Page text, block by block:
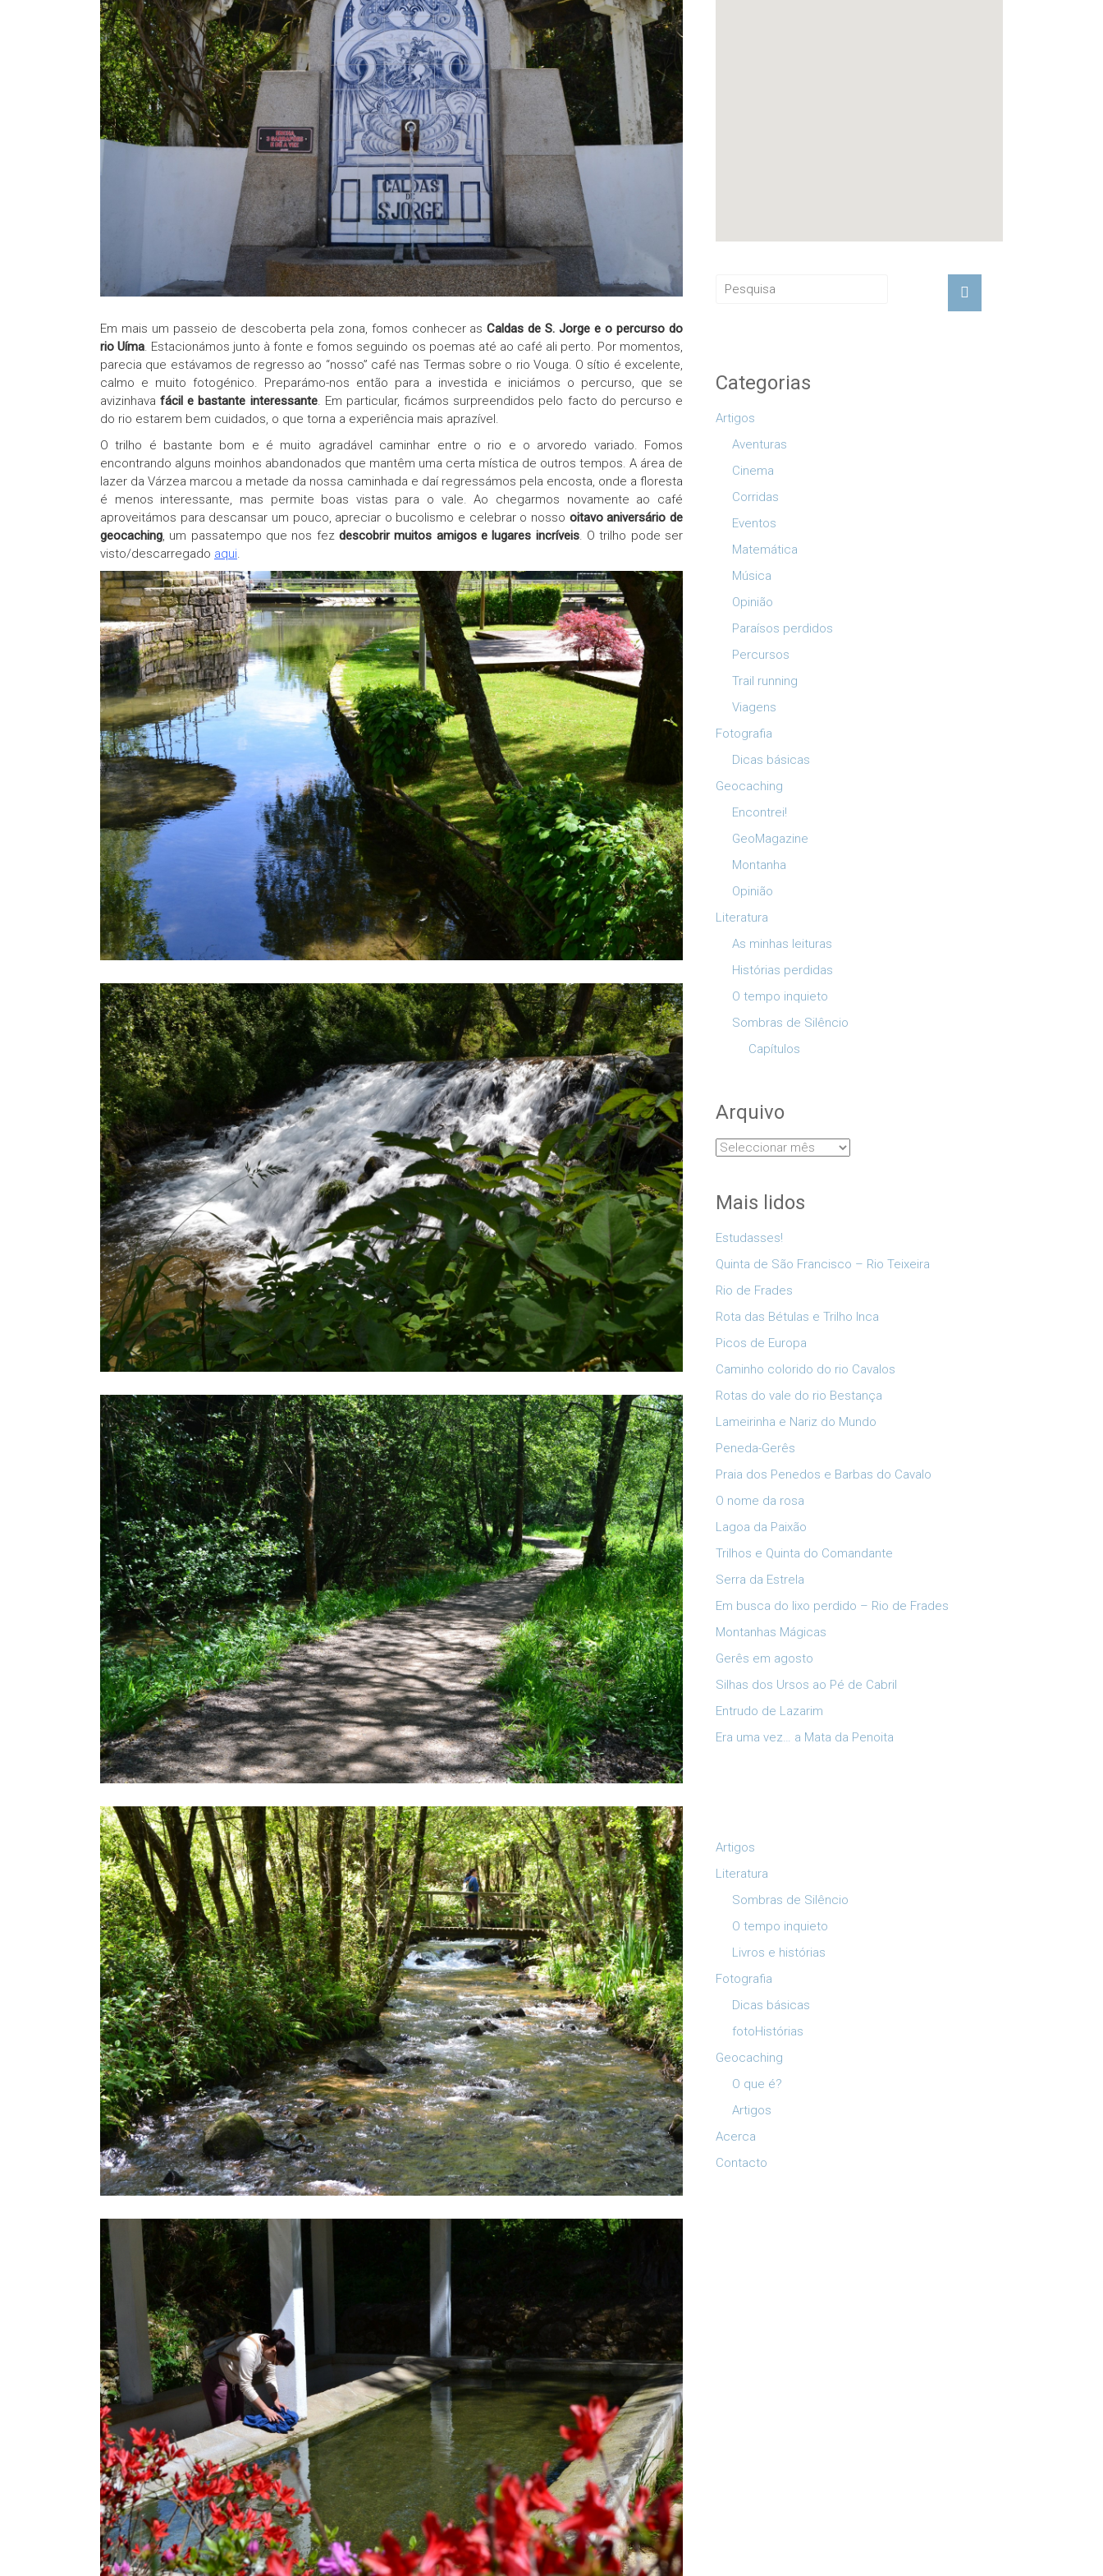
Em mais um passeio de descoberta pela zona, fomos conhecer asCaldas de S. Jorge e o percurso do
rio Uíma. Estacionámos junto à fonte e fomos seguindo os poemas até ao café ali perto. Por momentos,
parecia que estávamos de regresso ao “nosso” café nas Termas sobre o rio Vouga. O sítio é excelente,
calmo e muito fotogénico. Preparámo-nos então para a investida e iniciámos o percurso, que se
avizinhavafácil e bastante interessante. Em particular, ficámos surpreendidos pelo facto do percurso e
do rio estarem bem cuidados, o que torna a experiência mais aprazível.
O trilho é bastante bom e é muito agradável caminhar entre o rio e o arvoredo variado. Fomos
encontrando alguns moinhos abandonados que mantêm uma certa mística de outros tempos. A área de
lazer da Várzea marcou a metade da nossa caminhada e daí regressámos pela encosta, onde a floresta
é menos interessante, mas permite boas vistas para o vale. Ao chegarmos novamente ao café
aproveitámos para descansar um pouco, apreciar o bucolismo e celebrar o nosso oitavo aniversário de
geocaching, um passatempo que nos fez descobrir muitos amigos e lugares incríveis. O trilho pode ser
visto/descarregado aqui.
Categorias
Artigos
Aventuras
Cinema
Corridas
Eventos
Matemática
Música
Opinião
Paraísos perdidos
Percursos
Trail running
Viagens
Fotografia
Dicas básicas
Geocaching
Encontrei!
GeoMagazine
Montanha
Opinião
Literatura
As minhas leituras
Histórias perdidas
O tempo inquieto
Sombras de Silêncio
Capítulos
Arquivo
Arquivo
Mais lidos
Estudasses!
Quinta de São Francisco – Rio Teixeira
Rio de Frades
Rota das Bétulas e Trilho Inca
Picos de Europa
Caminho colorido do rio Cavalos
Rotas do vale do rio Bestança
Lameirinha e Nariz do Mundo
Peneda-Gerês
Praia dos Penedos e Barbas do Cavalo
O nome da rosa
Lagoa da Paixão
Trilhos e Quinta do Comandante
Serra da Estrela
Em busca do lixo perdido – Rio de Frades
Montanhas Mágicas
Gerês em agosto
Silhas dos Ursos ao Pé de Cabril
Entrudo de Lazarim
Era uma vez… a Mata da Penoita
Artigos
Literatura
Sombras de Silêncio
O tempo inquieto
Livros e histórias
Fotografia
Dicas básicas
fotoHistórias
Geocaching
O que é?
Artigos
Acerca
Contacto